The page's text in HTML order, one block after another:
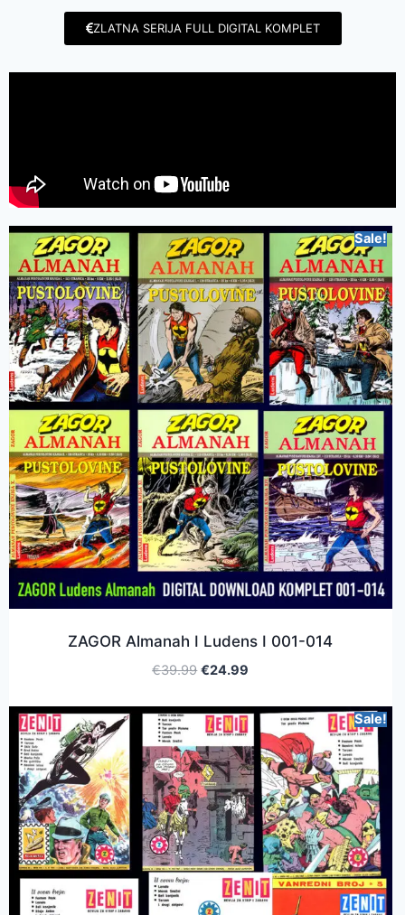
ZLATNA SERIJA FULL DIGITAL KOMPLET
Sale!
ZAGOR Almanah I Ludens I 001-014
€39.99 €24.99
Sale!